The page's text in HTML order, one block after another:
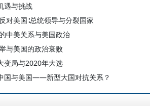
遇与挑战
对美国∶总统领导与分裂国家
中美关系与美国政治
与美国的政治衰败
变局与2020年大选
国与美国——新型大国对抗关系？